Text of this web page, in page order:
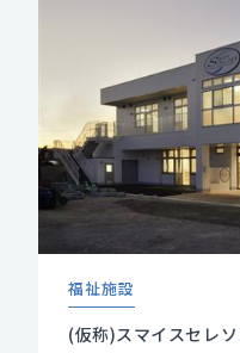
福祉施設
(仮称)スマイスセレ